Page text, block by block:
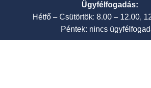
Ügyfélfogadás:
Hétfő – Csütörtök: 8.00 – 12.00,
Péntek: nincs